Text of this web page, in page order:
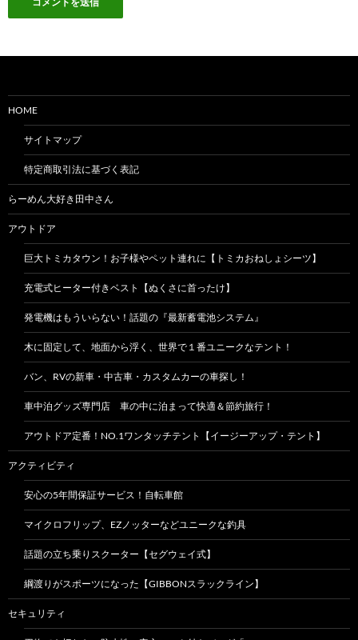
HOME
サイトマップ
特定商取引法に基づく表記
らーめん大好き田中さん
アウトドア
巨大トミカタウン！お子様やペット連れに【トミカおねしょシーツ】
充電式ヒーター付きベスト【ぬくさに首ったけ】
発電機はもういらない！話題の『最新蓄電池システム』
木に固定して、地面から浮く、世界で１番ユニークなテント！
バン、RVの新車・中古車・カスタムカーの車探し！
車中泊グッズ専門店 車の中に泊まって快適＆節約旅行！
アウトドア定番！NO.1ワンタッチテント【イージーアップ・テント】
アクティビティ
安心の5年間保証サービス！自転車館
マイクロフリップ、EZノッターなどユニークな釣具
話題の立ち乗りスクーター【セグウェイ式】
綱渡りがスポーツになった【GIBBONスラックライン】
セキュリティ